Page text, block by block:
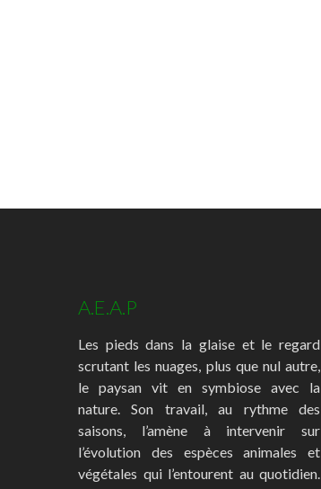
A.E.A.P
Les pieds dans la glaise et le regard
scrutant les nuages, plus que nul autre,
le paysan vit en symbiose avec la
nature. Son travail, au rythme des
saisons, l’amène à intervenir sur
l’évolution des espèces animales et
végétales qui l’entourent au quotidien.